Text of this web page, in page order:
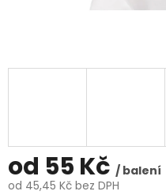
od 55 Kč / balení
od 45,45 Kč bez DPH